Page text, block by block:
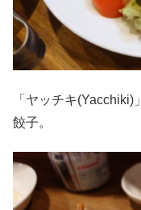
「ヤッチキ
餃子。